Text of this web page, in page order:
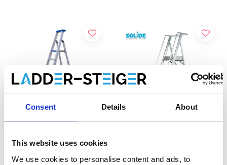
Consent Details About
This website uses cookies
We use cookies to personalise content and ads, to
Escabeau simple 8
marches BT-8 ASC
pliable 8 marches PMP08